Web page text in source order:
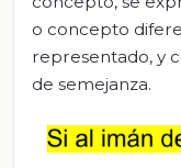
o concepto
representado, y
de semejanza.